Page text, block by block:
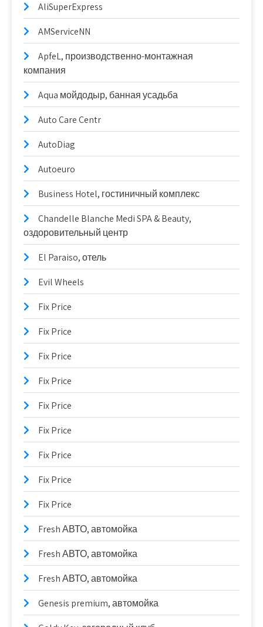
AliSuperExpress
AMServiceNN
ApfeL, производственно-монтажная
компания
Aqua мойдодыр, банная усадьба
Auto Care Centr
AutoDiag
Autoeuro
Business Hotel, гостиничный комплекс
Chandelle Blanche Medi SPA & Beauty,
оздоровительный центр
El Paraiso, отель
Evil Wheels
Fix Price
Fix Price
Fix Price
Fix Price
Fix Price
Fix Price
Fix Price
Fix Price
Fix Price
Fresh АВТО, автомойка
Fresh АВТО, автомойка
Fresh АВТО, автомойка
Genesis premium, автомойка